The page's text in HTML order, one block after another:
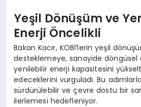
Yeşil Dönüşüm ve
Enerji Öncelikli
Bakan Kacır, KOBİ’lerin yeşil
desteklemeye, sanayide döngüsel
yenilebilir enerji kapasitesini
edeceklerini vurguladı. Bu
sürdürülebilir ve çevre dostu bir
ilerlemesi hedefleniyor.